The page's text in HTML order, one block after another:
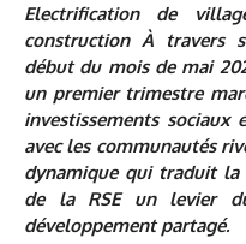
Electrification de
construction À travers
début du mois de mai
un premier trimestre
investissements
avec les communautés
dynamique qui traduit la
de la RSE un levier
développement partagé.